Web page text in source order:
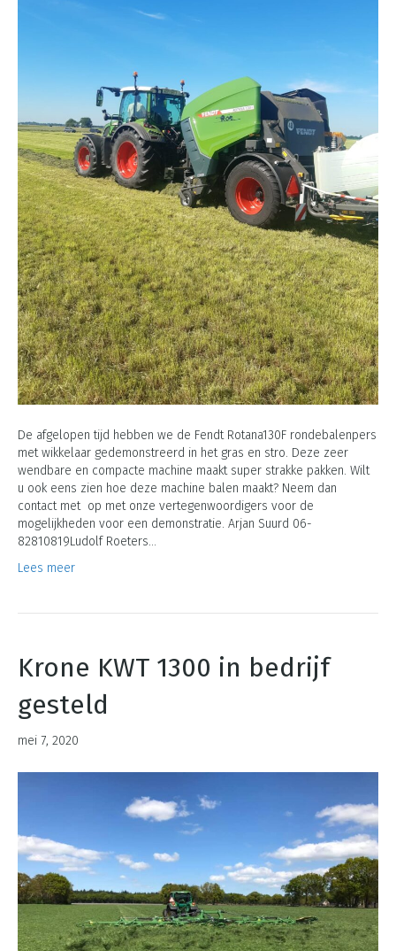
De afgelopen tijd hebben we de Fendt Rotana130F rondebalenpers
met wikkelaar gedemonstreerd in het gras en stro. Deze zeer
wendbare en compacte machine maakt super strakke pakken. Wilt
u ook eens zien hoe deze machine balen maakt? Neem dan
contact met op met onze vertegenwoordigers voor de
mogelijkheden voor een demonstratie. Arjan Suurd 06-
82810819Ludolf Roeters…
Lees meer
Krone KWT 1300 in bedrijf
gesteld
mei 7, 2020